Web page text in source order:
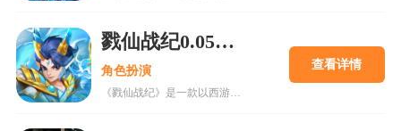
戮仙战纪0.05折新篇章版
角色扮演
《戮仙战纪》是一款以西游为题材的经典回合制角色扮演手游，融合了深厚的文化底蕴与创新的策略玩法。游戏传承了经典回合制战斗精髓，并加入了丰富的养成内容和福利活动，全新版本打金副本每日挑战获代金，全圣兽到位等你来霸服。
查看详情